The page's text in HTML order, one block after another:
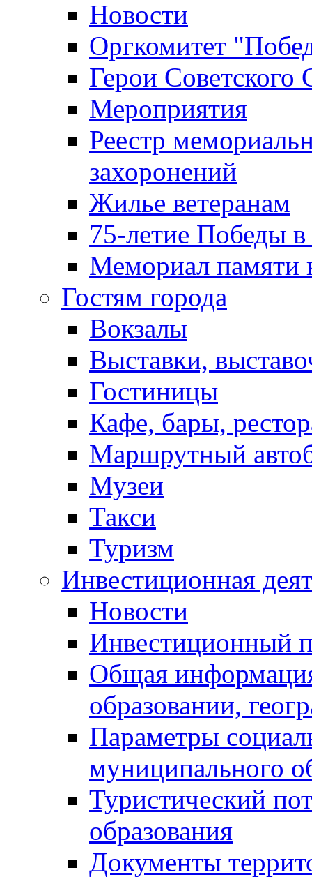
Новости
Оргкомитет
Герои Советского
Мероприятия
Реестр
захоронений
Жилье ветеранам
75-летие Победы
Мемориал памяти
Гостям города
Вокзалы
Выставки,
Гостиницы
Кафе, бары,
Маршрутный
Музеи
Такси
Туризм
Инвестиционная
Новости
Инвестиционный
Общая
образовании,
Параметры
муниципального
Туристический
образования
Документы